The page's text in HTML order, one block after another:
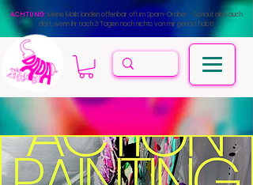
ACHTUNG:Meine Mails landen offenbar oft im Spam-Ordner - Schaut also auch
dort, wenn Ihr nach 3 Tagen noch nichts von mir gehört habt!